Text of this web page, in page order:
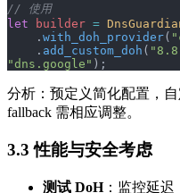
// 使用
let builder =
    .
with_doh_provider(
    .
add_custom_doh (
"dns.google" );
分析：预定义简化配置，
fallback 需相应调整。
3.3 性能与安全考虑
测试 DoH：监控延迟